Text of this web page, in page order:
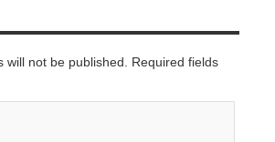
will not be published. Required fields